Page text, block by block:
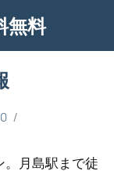
無料
。月島駅まで徒